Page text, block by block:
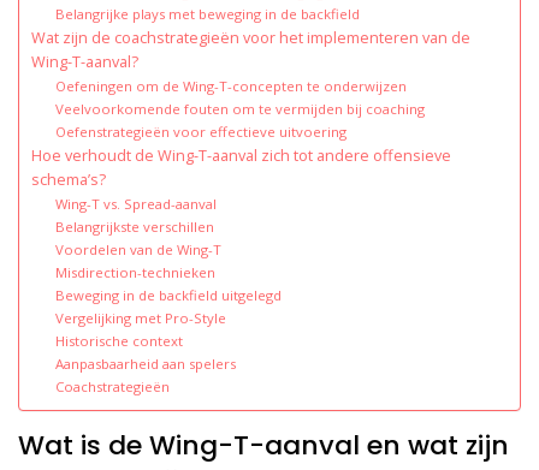
Belangrijke plays met beweging in de backfield
Wat zijn de coachstrategieën voor het implementeren van de
Wing-T-aanval?
Oefeningen om de Wing-T-concepten te onderwijzen
Veelvoorkomende fouten om te vermijden bij coaching
Oefenstrategieën voor effectieve uitvoering
Hoe verhoudt de Wing-T-aanval zich tot andere offensieve
schema’s?
Wing-T vs. Spread-aanval
Belangrijkste verschillen
Voordelen van de Wing-T
Misdirection-technieken
Beweging in de backfield uitgelegd
Vergelijking met Pro-Style
Historische context
Aanpasbaarheid aan spelers
Coachstrategieën
Wat is de Wing-T-aanval en wat zijn